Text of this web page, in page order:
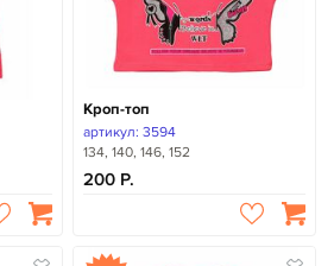
Кроп-топ
артикул: 3594
134, 140, 146, 152
200